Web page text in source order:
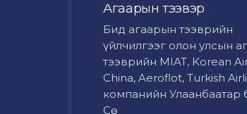
Агаарын тээвэр
Бид агаарын тээврийн
үйлчилгээг олон улсын
тээврийн MIAT, Korean
China, Aeroflot, Turkish
компанийн Улаанбаатар
Сө...